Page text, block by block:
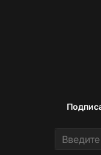
Email